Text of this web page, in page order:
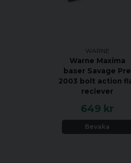
WARNE
Warne Maxima
baser Savage Pre
2003 bolt action
reciever
649 kr
Bevaka